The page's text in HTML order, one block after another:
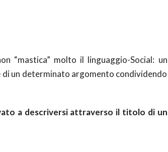
“mastica” molto il linguaggio-Social: un
di un determinato argomento condividendo
a descriversi attraverso il titolo di un